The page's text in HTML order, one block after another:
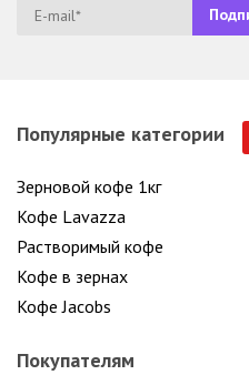
Популярные категории
Зерновой кофе 1кг
Кофе Lavazza
Растворимый кофе
Кофе в зернах
Кофе Jacobs
Покупателям